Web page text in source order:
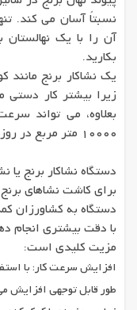
نسبتاً آسان می کند.
آن را با یک نهالستان
بکارید.
یک نشاکار برنج مانند
زیرا بیشتر کار دستی
10000 متر مربع در روز افزایش دهد.
دستگاه نشاکار برنج
برای کاشت نشاهای
دستگاه به کشاورزان
با دقت بیشتری انجام
مزیت کلیدی است:
افزایش سرعت کار: با
طور قابل توجهی افزایش